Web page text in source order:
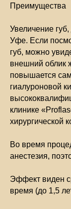
Преимущества
Увеличение
Уфе. Если
губ, можно
внешний
повышается
гиалуроновой
клинике
хирургической
Во время
анестезия,
Эффект виден
время (до 1,5